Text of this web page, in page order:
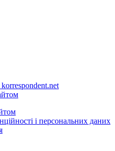
і персональних даних